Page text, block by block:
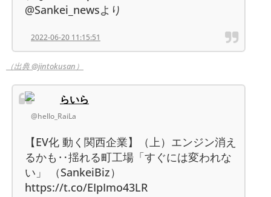
@Sankei_newsより
2022-06-20 11:15:51
（出典 @jintokusan）
らいら
@hello_RaiLa
【EV化 動く関西企業】（上）エンジン消え
るかも‥揺れる町工場「すぐには変われな
い」 （SankeiBiz）
https://t.co/EIpImo43LR